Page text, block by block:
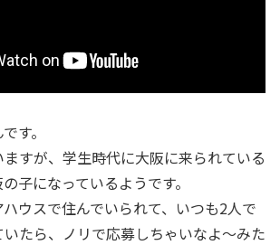
す。
すが、学生時代に大阪に来られている
子になっているようです。
ウスで住んでいられて、いつも2人で
たら、ノリで応募しちゃいなよ～みた